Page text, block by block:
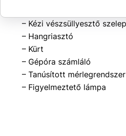
– Kézi vészsüllyesztő szelep
– Hangriasztó
– Kürt
– Gépóra számláló
– Tanúsított
– Figyelmeztető lámpa